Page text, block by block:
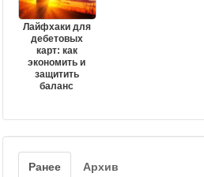
Лайфхаки для
дебетовых
карт: как
экономить и
защитить
баланс
Ранее Архив